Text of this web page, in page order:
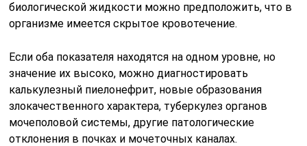
биологической жидкости можно предположить, что в
организме имеется скрытое кровотечение.
Если оба показателя находятся на одном уровне, но
значение их высоко, можно диагностировать
калькулезный пиелонефрит, новые образования
злокачественного характера, туберкулез органов
мочеполовой системы, другие патологические
отклонения в почках и мочеточных каналах.